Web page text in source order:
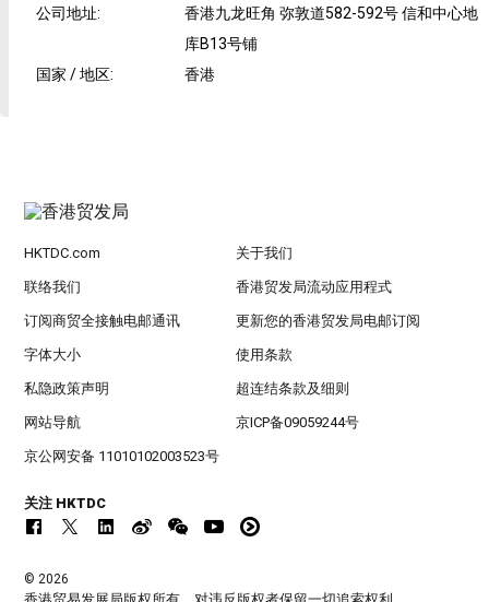
公司地址:
香港九龙旺角 弥敦道582-592号 信和中心地
库B13号铺
国家 / 地区: 香港
HKTDC.com 关于我们
联络我们 香港贸发局流动应用程式
订阅商贸全接触电邮通讯 更新您的香港贸发局电邮订阅
字体大小 使用条款
私隐政策声明 超连结条款及细则
网站导航 京ICP备09059244号
京公网安备 11010102003523号
关注 HKTDC
© 2026